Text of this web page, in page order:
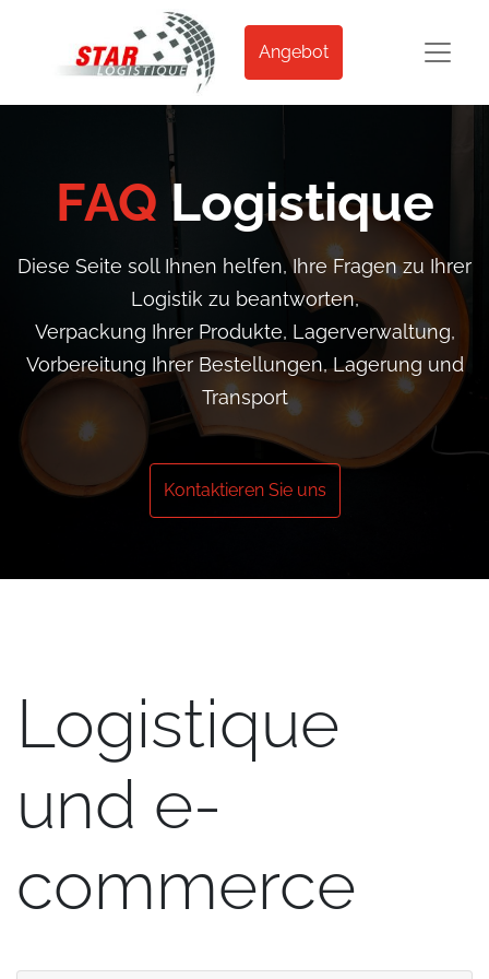
Angebot
FAQ Logistique
​Diese Seite soll Ihnen helfen, Ihre Fragen zu Ihrer
Logistik zu beantworten,
Verpackung Ihrer Produkte, Lagerverwaltung,
Vorbereitung Ihrer Bestellungen, Lagerung und
Transport
Kontaktieren Sie uns
Logistique
und e-
commerce